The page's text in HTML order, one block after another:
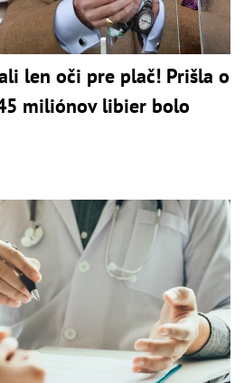
len oči pre plač! Prišla o
miliónov libier bolo